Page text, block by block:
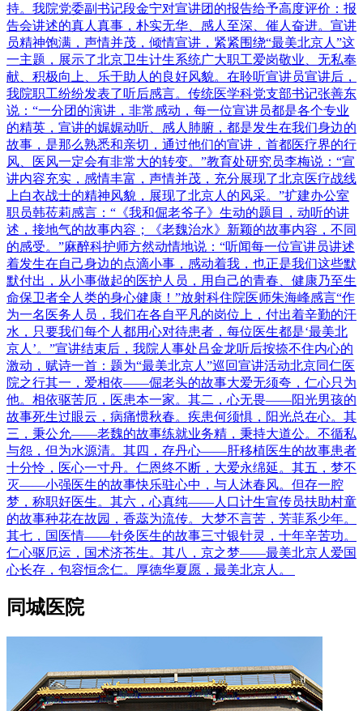
持。我院党委副书记段金宁对宣讲团的报告给予高度评价：报
告会讲述的真人真事，朴实无华、感人至深、催人奋进。宣讲
员精神饱满，声情并茂，倾情宣讲，紧紧围绕“最美北京人”这
一主题，展示了北京卫生计生系统广大职工爱岗敬业、无私奉
献、积极向上、乐于助人的良好风貌。在聆听宣讲员宣讲后，
我院职工纷纷发表了听后感言。传统医学科党支部书记张善东
说：“一分团的演讲，非常感动，每一位宣讲员都是各个专业
的精英，宣讲的娓娓动听、感人肺腑，都是发生在我们身边的
故事，是那么熟悉和亲切，通过他们的宣讲，首都医疗界的行
风、医风一定会有非常大的转变。”教育处研究员李梅说：“宣
讲内容充实，感情丰富，声情并茂，充分展现了北京医疗战线
上白衣战士的精神风貌，展现了北京人的风采。”扩建办公室
职员韩莅莉感言：“《我和倔老爷子》生动的题目，动听的讲
述，接地气的故事内容；《老魏治水》新颖的故事内容，不同
的感受。”麻醉科护师方然动情地说：“听闻每一位宣讲员讲述
着发生在自己身边的点滴小事，感动着我，也正是我们这些默
默付出，从小事做起的医护人员，用自己的青春、健康乃至生
命保卫者全人类的身心健康！”放射科住院医师朱海峰感言“作
为一名医务人员，我们在各自平凡的岗位上，付出着辛勤的汗
水，只要我们每个人都用心对待患者，每位医生都是‘最美北
京人’。”宣讲结束后，我院人事处吕金龙听后按捺不住内心的
激动，赋诗一首：题为“最美北京人”巡回宣讲活动北京同仁医
院之行其一，爱相依——倔老头的故事大爱无须夸，仁心只为
他。相依驱苦厄，医患本一家。其二，心无畏——阳光男孩的
故事死生过眼云，病痛惯秋春。疾患何须惧，阳光总在心。其
三，秉公允——老魏的故事练就业务精，秉持大道公。不循私
与怨，但为水源清。其四，存丹心——肝移植医生的故事患者
十分怜，医心一寸丹。仁恩终不断，大爱永绵延。其五，梦不
灭——小强医生的故事快乐驻心中，与人沐春风。但存一腔
梦，称职好医生。其六，心真纯——人口计生宣传员扶助村童
的故事种花在故园，香蕊为流传。大梦不言苦，芳菲系少年。
其七，国医情——针灸医生的故事三寸银针灵，十年辛苦功。
仁心驱厄运，国术济苍生。其八，京之梦——最美北京人爱国
心长存，包容恒念仁。厚德华夏愿，最美北京人。
同城医院